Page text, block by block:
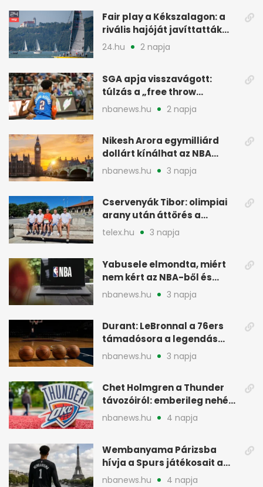
Fair play a Kékszalagon: a
rivális hajóját javíttatták
meg
24.hu 2 napja
SGA apja visszavágott:
túlzás a „free throw
merchant” címke?
nbanews.hu 2 napja
Nikesh Arora egymilliárd
dollárt kínálhat az NBA
Europe londoni csapatáért
nbanews.hu 3 napja
Cservenyák Tibor: olimpiai
arany után áttörés a
rákkutatásban
telex.hu 3 napja
Yabusele elmondta, miért
nem kért az NBA-ből és
miért jött Európába
nbanews.hu 3 napja
Durant: LeBronnal a 76ers
támadósora a legendás
Warriorsra emlékeztet
nbanews.hu 3 napja
Chet Holmgren a Thunder
távozóiról: emberileg nehéz,
de bízik
nbanews.hu 4 napja
Wembanyama Párizsba
hívja a Spurs játékosait a
szezonrajtra
nbanews.hu 4 napja